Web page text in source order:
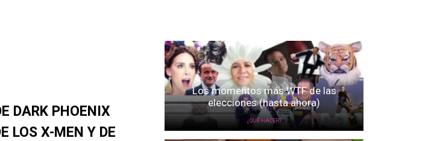
DARK PHOENIX
LOS X-MEN Y DE
Los momentos más WTF de las
elecciones (hasta ahora)
¿QUÉ HACER?